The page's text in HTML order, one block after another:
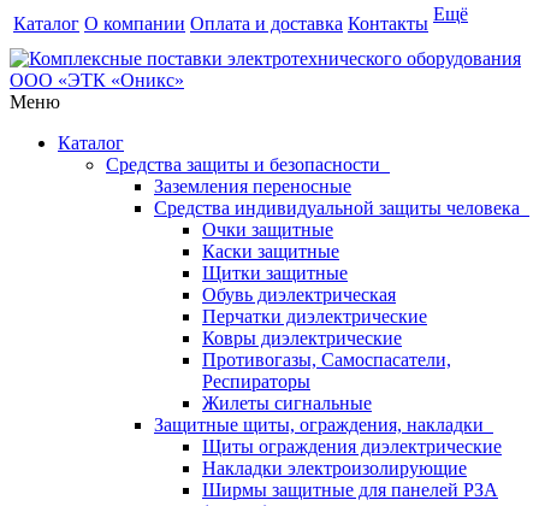
Каталог О компании Оплата и доставка Контакты Ещё
Меню
Каталог
Средства защиты и безопасности
Заземления переносные
Средства индивидуальной защиты человека
Очки защитные
Каски защитные
Щитки защитные
Обувь диэлектрическая
Перчатки диэлектрические
Ковры диэлектрические
Противогазы, Самоспасатели,
Респираторы
Жилеты сигнальные
Защитные щиты, ограждения, накладки
Щиты ограждения диэлектрические
Накладки электроизолирующие
Ширмы защитные для панелей РЗА